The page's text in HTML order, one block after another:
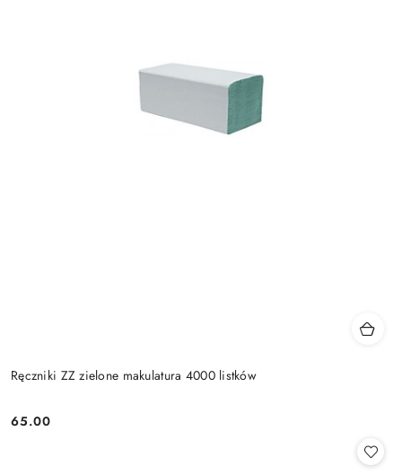
Ręczniki ZZ zielone makulatura 4000 listków
Cena:
65.00